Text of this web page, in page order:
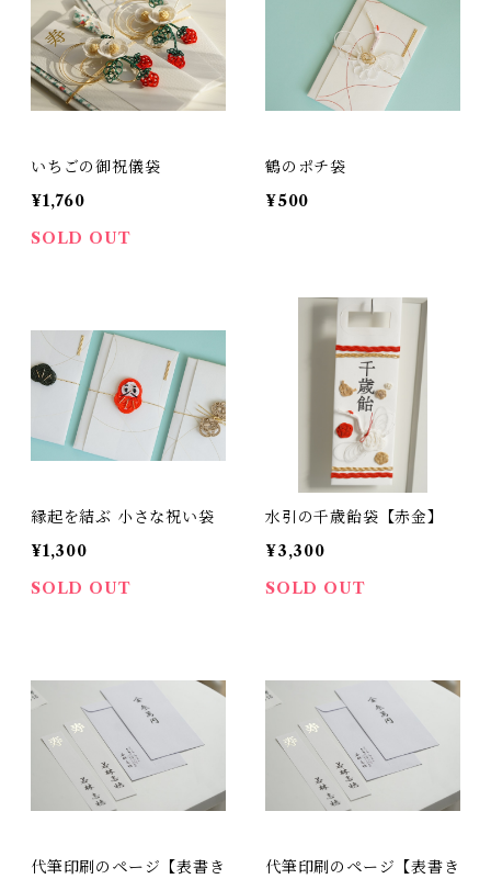
いちごの御祝儀袋
¥1,760
SOLD OUT
鶴のポチ袋
¥500
縁起を結ぶ 小さな祝い袋
¥1,300
SOLD OUT
水引の千歳飴袋【赤金】
¥3,300
SOLD OUT
代筆印刷のページ【表書き
代筆印刷のページ【表書き